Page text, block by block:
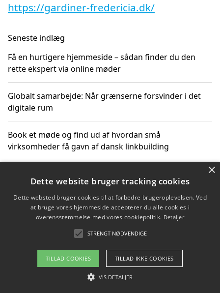
https://gardiner-fredericia.dk/
Seneste indlæg
Få en hurtigere hjemmeside – sådan finder du den
rette ekspert via online møder
Globalt samarbejde: Når grænserne forsvinder i det
digitale rum
Book et møde og find ud af hvordan små
virksomheder få gavn af dansk linkbuilding
får du indgår et samarbejde
Hold et møde med en WordPress ekspert og vælg den
mest professionelle til at vedligeholde din løsning
Copyright 2026 - Pilanto Aps
Om / kontakt
×
Dette website bruger tracking cookies
Dette websted bruger cookies til at forbedre brugeroplevelsen. Ved
at bruge vores hjemmeside accepterer du alle cookies i
overensstemmelse med vores cookiepolitik. Detaljer
STRENGT NØDVENDIGE
TILLAD COOKIES TILLAD IKKE COOKIES
VIS DETALJER